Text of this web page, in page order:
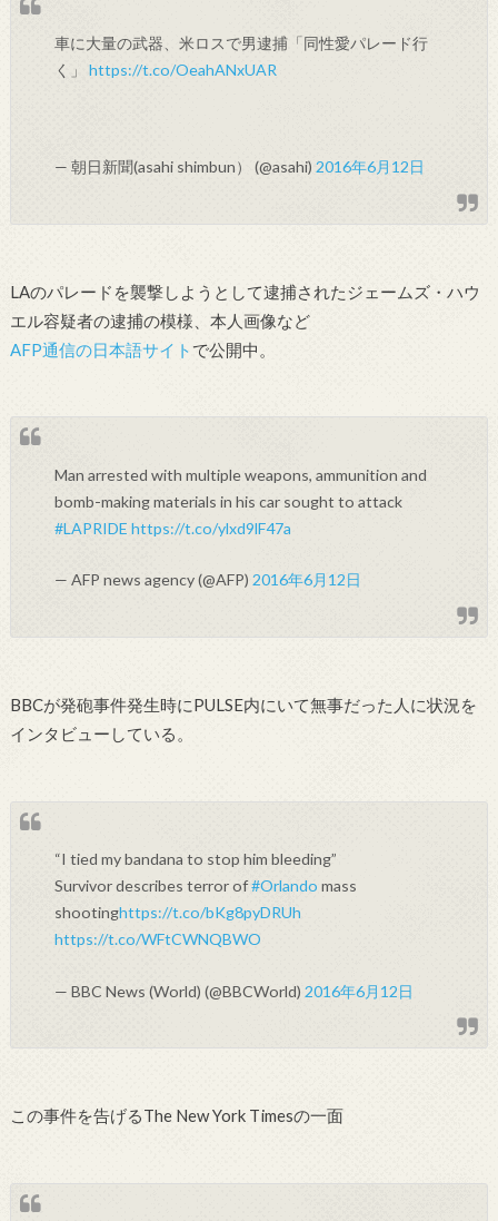
車に大量の武器、米ロスで男逮捕「同性愛パレード行
く」https://t.co/OeahANxUAR
— 朝日新聞(asahi shimbun） (@asahi)2016年6月12日
LAのパレードを襲撃しようとして逮捕されたジェームズ・ハウ
エル容疑者の逮捕の模様、本人画像など
AFP通信の日本語サイト で公開中。
Man arrested with multiple weapons, ammunition and
bomb-making materials in his car sought to attack
#LAPRIDE https://t.co/ylxd9lF47a
— AFP news agency (@AFP)2016年6月12日
BBCが発砲事件発生時にPULSE内にいて無事だった人に状況を
インタビューしている。
“I tied my bandana to stop him bleeding”
Survivor describes terror of#Orlando mass
shootinghttps://t.co/bKg8pyDRUh
https://t.co/WFtCWNQBWO
— BBC News (World) (@BBCWorld)2016年6月12日
この事件を告げるThe New York Timesの一面